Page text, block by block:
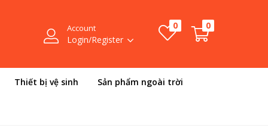
Account
Login/Register
0 0
Thiết bị vệ sinh Sản phẩm ngoài trời